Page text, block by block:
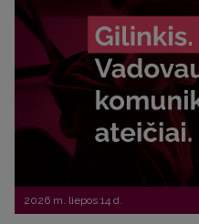
2026 m. liepos 14 d.